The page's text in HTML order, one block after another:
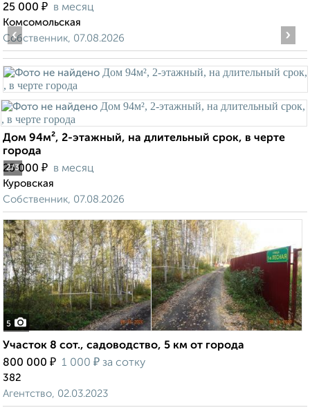
25 000 ₽ в месяц
Комсомольская
Собственник, 07.08.2026
2/3
‹ ›
Дом 94м², 2-этажный, на длительный срок, в черте
города
25 000 ₽ в месяц
Куровская
Собственник, 07.08.2026
5
Участок 8 сот., садоводство, 5 км от города
800 000 ₽ 1 000 ₽ за сотку
382
Агентство, 02.03.2023